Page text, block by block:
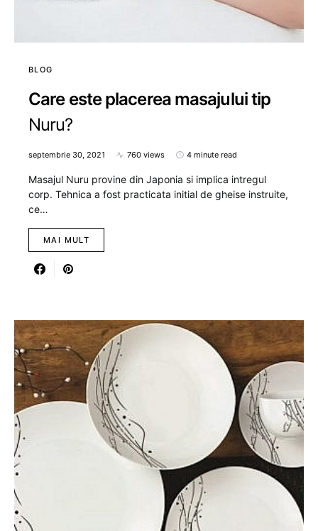
BLOG
Care este placerea masajului tip
Nuru?
septembrie 30, 2021 760 views 4 minute read
Masajul Nuru provine din Japonia si implica intregul
corp. Tehnica a fost practicata initial de gheise instruite,
ce…
MAI MULT